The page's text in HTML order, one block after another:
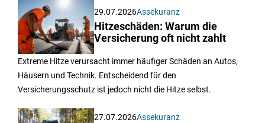
29.07.2026Assekuranz
Hitzeschäden: Warum die
Versicherung oft nicht zahlt
Extreme Hitze verursacht immer häufiger Schäden an Autos,
Häusern und Technik. Entscheidend für den
Versicherungsschutz ist jedoch nicht die Hitze selbst.
27.07.2026Assekuranz